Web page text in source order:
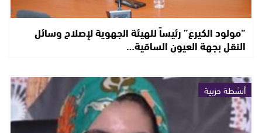
“مولود الكيرع” رئيساً للهيئة الجهوية لإصلاح وسائل
النقل بجهة العيون الساقية…
أنشطة حزبية